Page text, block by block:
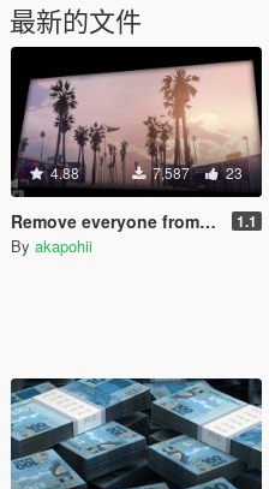
最新的文件
4.88 7,587 23
Remove everyone from loading screen 1.1
By akapohii